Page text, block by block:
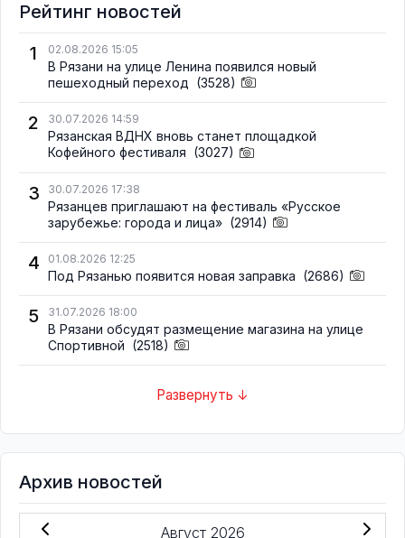
Рейтинг новостей
1
02.08.2026 15:05
В Рязани на улице Ленина появился новый
пешеходный переход (3528)
2 30.07.2026 14:59
Рязанская ВДНХ вновь станет площадкой
Кофейного фестиваля (3027)
3 30.07.2026 17:38
Рязанцев приглашают на фестиваль «Русское
зарубежье: города и лица» (2914)
4 01.08.2026 12:25
Под Рязанью появится новая заправка (2686)
5 31.07.2026 18:00
В Рязани обсудят размещение магазина на улице
Спортивной (2518)
Развернуть ↓
Архив новостей
Август 2026